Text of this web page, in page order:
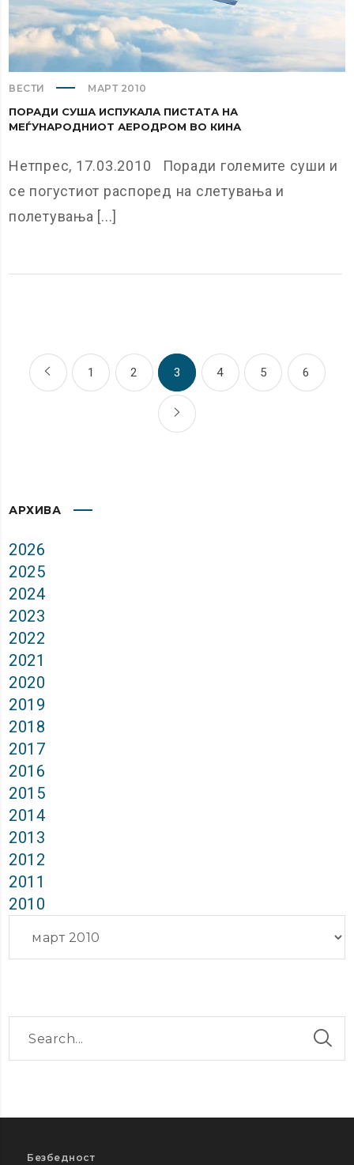
ВЕСТИ МАРТ 2010
ПОРАДИ СУША ИСПУКАЛА ПИСТАТА НА
МЕЃУНАРОДНИОТ АЕРОДРОМ ВО КИНА
Нетпрес, 17.03.2010 Поради големите суши и
се погустиот распоред на слетувања и
полетувања [...]
1 2 3 4 5 6
АРХИВА
2026
2025
2024
2023
2022
2021
2020
2019
2018
2017
2016
2015
2014
2013
2012
2011
2010
Безбедност